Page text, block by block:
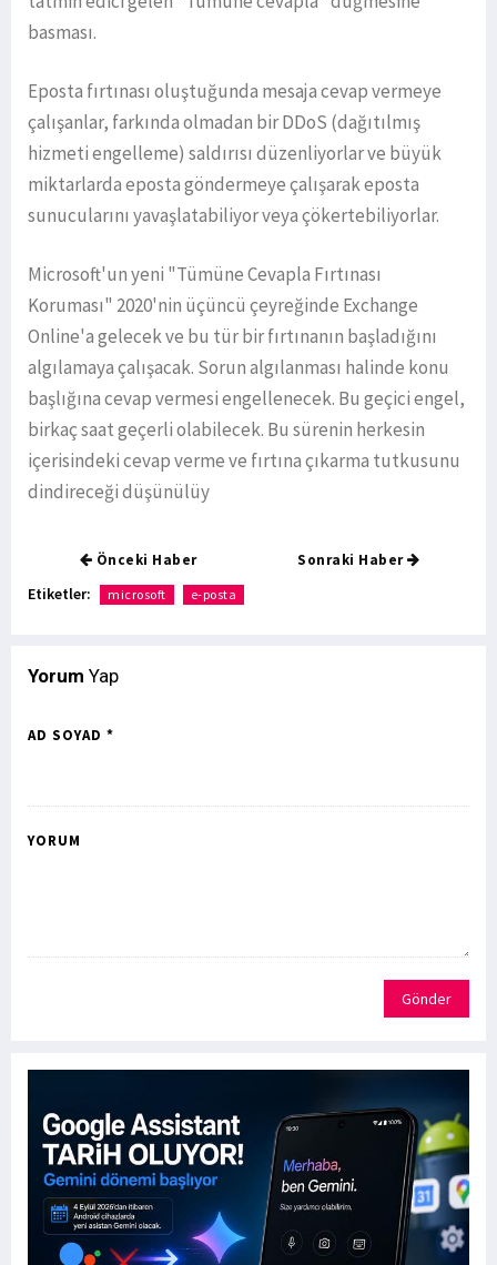
basması.
Eposta fırtınası oluştuğunda mesaja cevap vermeye
çalışanlar, farkında olmadan bir DDoS (dağıtılmış
hizmeti engelleme) saldırısı düzenliyorlar ve büyük
miktarlarda eposta göndermeye çalışarak eposta
sunucularını yavaşlatabiliyor veya çökertebiliyorlar.
Microsoft'un yeni "Tümüne Cevapla Fırtınası
Koruması" 2020'nin üçüncü çeyreğinde Exchange
Online'a gelecek ve bu tür bir fırtınanın başladığını
algılamaya çalışacak. Sorun algılanması halinde konu
başlığına cevap vermesi engellenecek. Bu geçici engel,
birkaç saat geçerli olabilecek. Bu sürenin herkesin
içerisindeki cevap verme ve fırtına çıkarma tutkusunu
dindireceği düşünülüy
Önceki Haber Sonraki Haber
Etiketler: microsoft e-posta
Yorum Yap
AD SOYAD *
YORUM
Gönder